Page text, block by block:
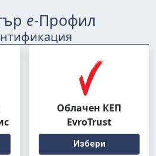
е-Профил
Облачен КЕП
EvroTrust
Избери